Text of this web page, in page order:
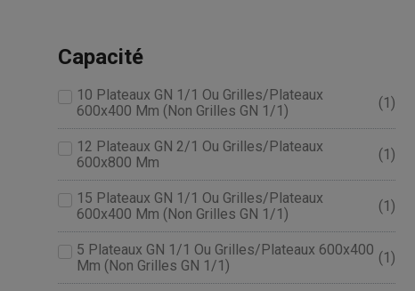
Capacité
10 Plateaux GN 1/1 Ou Grilles/plateaux
600x400 Mm (non Grilles GN 1/1)
(1)
12 Plateaux GN 2/1 Ou Grilles/plateaux
600x800 Mm
(1)
15 Plateaux GN 1/1 Ou Grilles/plateaux
600x400 Mm (non Grilles GN 1/1)
(1)
5 Plateaux GN 1/1 Ou Grilles/plateaux 600x400
Mm (non Grilles GN 1/1)
(1)